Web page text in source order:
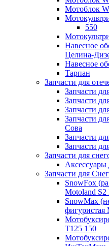
Мотоблок
550
Навесное
Целина-
Навесное
Тарпан
Запчасти для
Запчасти
Запчасти
Запчасти
Запчасти
Сова
Запчасти
Запчасти
Запчасти для
Запчасти для
SnowFox
Motoland
SnowMax
фигуристая
Т125 150